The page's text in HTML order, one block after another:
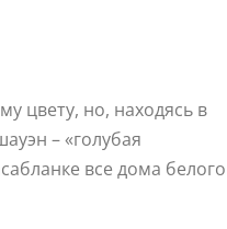
цвету, но, находясь в
– «голубая
все дома белого